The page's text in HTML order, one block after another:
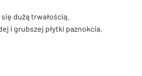
dużą trwałością.
i grubszej płytki paznokcia.